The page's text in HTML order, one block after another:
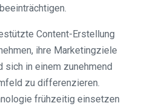
Content-Erstellung
ihre Marketingziele
in einem zunehmend
zu differenzieren.
frühzeitig einsetzen